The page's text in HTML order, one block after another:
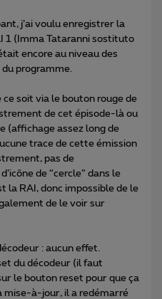
j’ai voulu enregistrer la
1 (Imma Tataranni sostituto
encore au niveau des
programme.
ce soit via le bouton rouge de
de cet épisode-là ou
(affichage assez long de
trace de cette émission
pas de
de “cercle” dans le
la RAI, donc impossible de le
de le voir sur
: aucun effet.
du décodeur (il faut
le bouton reset pour que ça
mise-à-jour, il a redémarré